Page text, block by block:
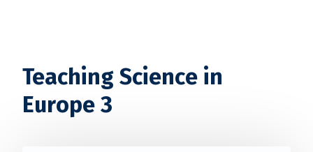
Teaching Science in
Europe 3